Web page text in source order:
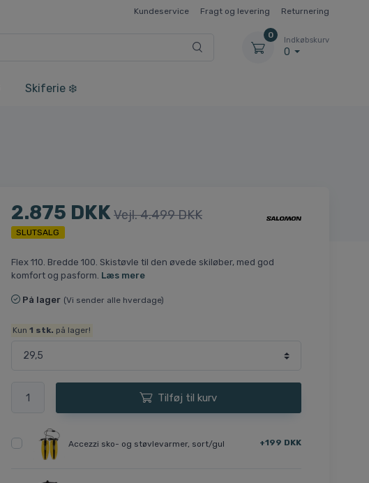
Kundeservice Fragt og levering Returnering
0
Indkøbskurv
0
Skiferie ❄️
2.875 DKK Vejl. 4.499 DKK
SLUTSALG
Flex 110. Bredde 100. Skistøvle til den øvede skiløber, med god
komfort og pasform. Læs mere
På lager (Vi sender alle hverdage)
Kun1 stk. på lager!
Tilføj til kurv
Accezzi sko- og støvlevarmer, sort/gul +199 DKK